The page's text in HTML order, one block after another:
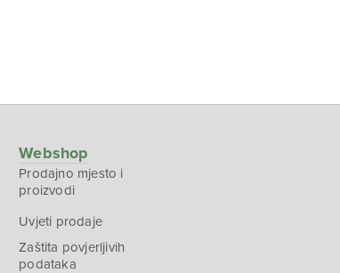
Webshop
Prodajno mjesto i
proizvodi
Uvjeti prodaje
Zaštita povjerljivih
podataka